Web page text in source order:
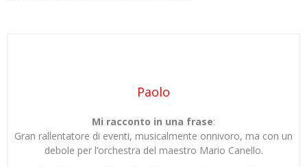
Paolo
Mi racconto in una frase:
Gran rallentatore di eventi, musicalmente onnivoro, ma con un
debole per l’orchestra del maestro Mario Canello.